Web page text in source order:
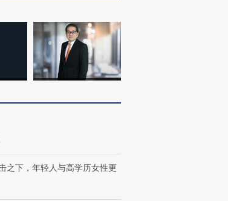
视线｜HYROX的吸金
术：是什么让中产们甘
心“花钱找虐”？
泽连斯基密集出访美英 索
要防空导弹“救急”
【特别呈现】寻找100种
有意思的生活方式·第三对
CFO：不靠规模取胜，华
住三大增长引擎是什么？
之下，年轻人与高学历女性更